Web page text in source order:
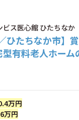
ビス医心館 ひたちなか
／ひたちなか市
有料老人ホーム
万円
万円